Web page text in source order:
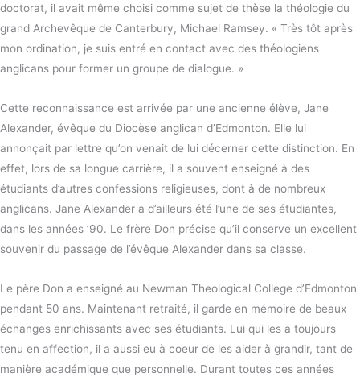
doctorat, il avait même choisi comme sujet de thèse la théologie du
grand Archevêque de Canterbury, Michael Ramsey. « Très tôt après
mon ordination, je suis entré en contact avec des théologiens
anglicans pour former un groupe de dialogue. »
Cette reconnaissance est arrivée par une ancienne élève, Jane
Alexander, évêque du Diocèse anglican d’Edmonton. Elle lui
annonçait par lettre qu’on venait de lui décerner cette distinction. En
effet, lors de sa longue carrière, il a souvent enseigné à des
étudiants d’autres confessions religieuses, dont à de nombreux
anglicans. Jane Alexander a d’ailleurs été l’une de ses étudiantes,
dans les années ’90. Le frère Don précise qu’il conserve un excellent
souvenir du passage de l’évêque Alexander dans sa classe.
Le père Don a enseigné au Newman Theological College d’Edmonton
pendant 50 ans. Maintenant retraité, il garde en mémoire de beaux
échanges enrichissants avec ses étudiants. Lui qui les a toujours
tenu en affection, il a aussi eu à coeur de les aider à grandir, tant de
manière académique que personnelle. Durant toutes ces années